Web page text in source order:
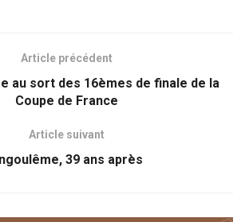
Article précédent
au sort des 16èmes de finale de la
Coupe de France
Article suivant
39 ans après